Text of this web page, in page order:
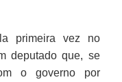
primeira vez no
deputado que, se
o governo por